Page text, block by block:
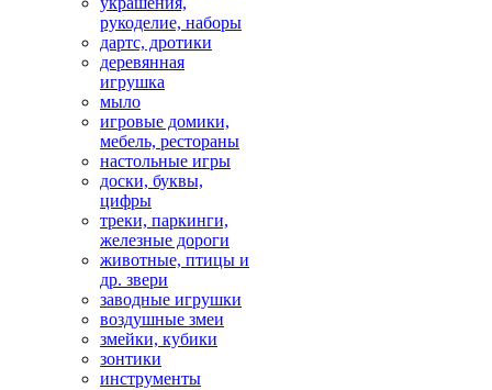
рукоделие, наборы
дартс, дротики
деревянная
игрушка
мыло
игровые домики,
мебель, рестораны
настольные игры
доски, буквы,
цифры
треки, паркинги,
железные дороги
животные, птицы и
др. звери
заводные игрушки
воздушные змеи
змейки, кубики
зонтики
инструменты